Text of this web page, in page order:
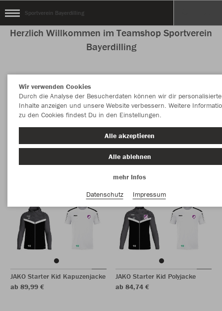
Sportverein Bayerdilling
Herzlich Willkommen im Teamshop Sportverein
Bayerdilling
Nachhaltig Farbe
JAKO Starter Kid Kapuzenjacke
ab 89,99 €
JAKO Starter Kid Polyjacke
ab 84,74 €
Wir verwenden Cookies
Durch die Analyse der Besucherdaten können wir dir personalisierte
Inhalte anzeigen und unsere Website verbessern. Weitere
zu den Cookies findest Du in den Einstellungen.
Alle akzeptieren
Alle ablehnen
mehr Infos
Datenschutz
Impressum